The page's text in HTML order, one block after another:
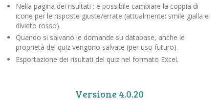
Nella pagina dei risultati : è possibile cambiare la coppia di
icone per le risposte giuste/errate (attualmente: smile gialla e
divieto rosso).
Quando si salvano le domande su database, anche le
proprietà del quiz vengono salvate (per uso futuro).
Esportazione dei risultati del quiz nel formato Excel.
Versione 4.0.20